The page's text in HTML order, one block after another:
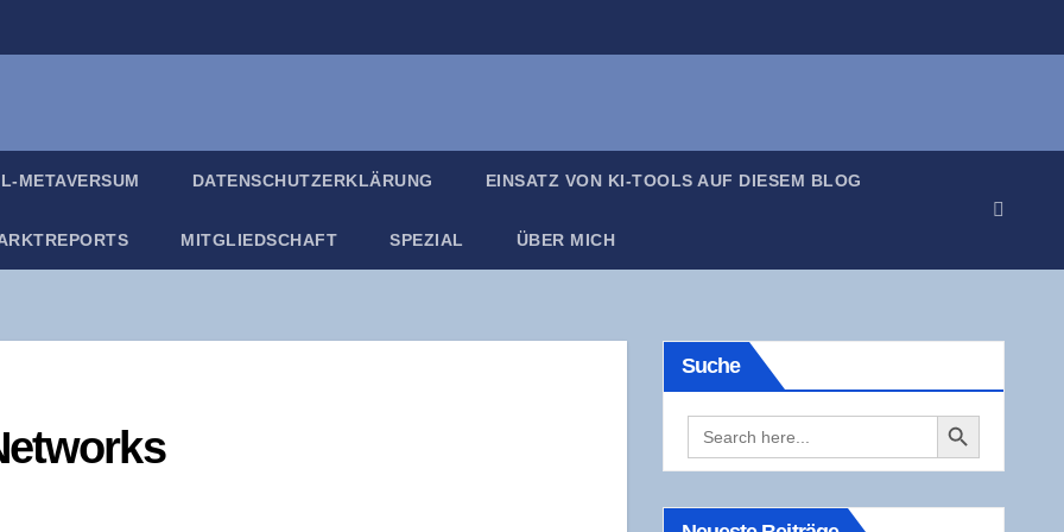
META­VER­SUM DATEN­SCHUTZ­ER­KLÄ­RUNG EIN­SATZ VON KI-TOOLS AUF DIE­SEM BLOG
MIT­GLIED­SCHAFT SPE­ZI­AL ÜBER MICH
Suche
Search
for:
Search Button